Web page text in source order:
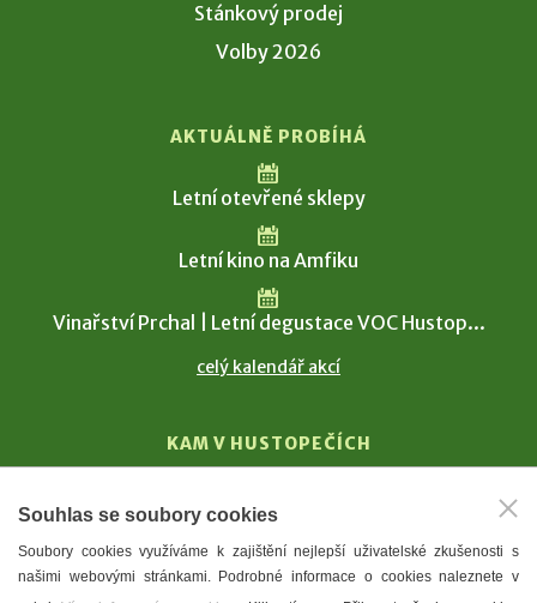
Stánkový prodej
Volby 2026
AKTUÁLNĚ PROBÍHÁ
Letní otevřené sklepy
Letní kino na Amfiku
Vinařství Prchal | Letní degustace VOC Hustop...
celý kalendář akcí
KAM V HUSTOPEČÍCH
T. G. Masaryk
Mandloně
Ubytování
Souhlas se soubory cookies
Soubory cookies využíváme k zajištění nejlepší uživatelské zkušenosti s
našimi webovými stránkami. Podrobné informace o cookies naleznete v